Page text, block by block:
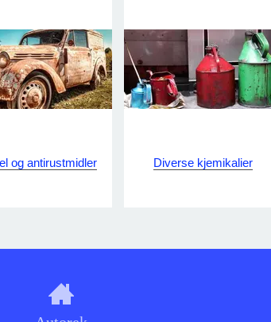
og antirustmidler Diverse kjemikalier